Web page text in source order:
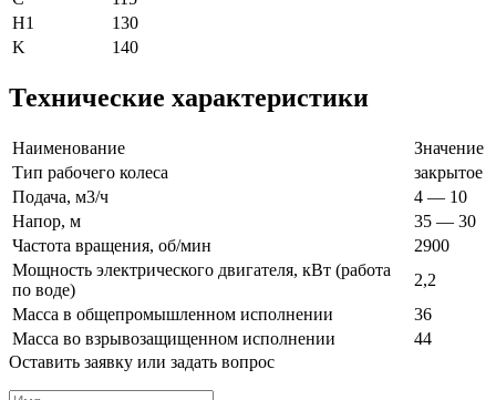
H1
130
K
140
Технические характеристики
Наименование
Значение
Тип рабочего колеса
закрытое
Подача, м3/ч
4 — 10
Напор, м
35 — 30
Частота вращения, об/мин
2900
Мощность электрического двигателя, кВт (работа
по воде)
2,2
Масса в общепромышленном исполнении
36
Масса во взрывозащищенном исполнении
44
Оставить заявку или задать вопрос